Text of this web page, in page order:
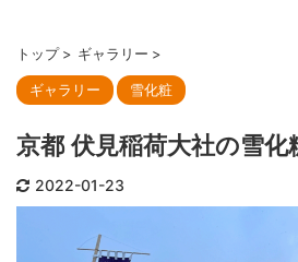
年
山
達人
弦
とい
壊そ
を山
く、地元民に聞いてもあ
いないにも関わらず、開店
り、販売が年間で祇園祭
は1806年に疫病が流行し
主が大峰山（奈良県）で
を受けて作り、現在は後
トップ > ギャラリー >
ギャラリー 雪化粧
京都 伏見稲荷大社の雪化
2022-01-23